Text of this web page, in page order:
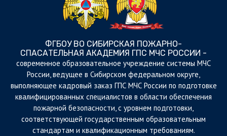
ФГБОУ ВО СИБИРСКАЯ ПОЖАРНО-
СПАСАТЕЛЬНАЯ АКАДЕМИЯ ГПС МЧС РОССИИ -
cовременное образовательное учреждение системы МЧС
России, ведущее в Сибирском федеральном округе,
выполняющее кадровый заказ ГПС МЧС России по подготовке
квалифицированных специалистов в области обеспечения
пожарной безопасности, с уровнем подготовки,
соответствующей государственным образовательным
стандартам и квалификационным требованиям.